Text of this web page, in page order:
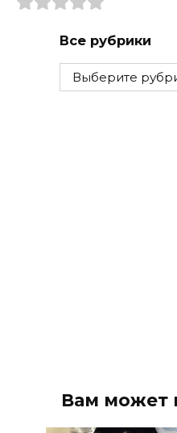
Все рубрики
Все
рубрики
Вам может